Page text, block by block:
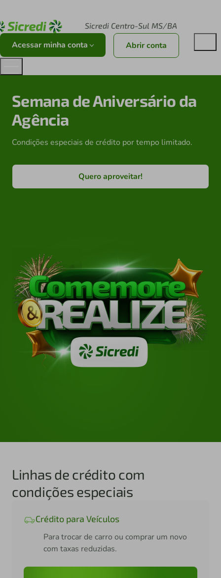
Sicredi Centro-Sul MS/BA
Acessar minha conta Abrir conta
Semana de Aniversário da
Agência
Condições especiais de crédito por tempo limitado.
Quero aproveitar!
Linhas de crédito com
condições especiais
Crédito para Veículos
Para trocar de carro ou comprar um novo
com taxas reduzidas.